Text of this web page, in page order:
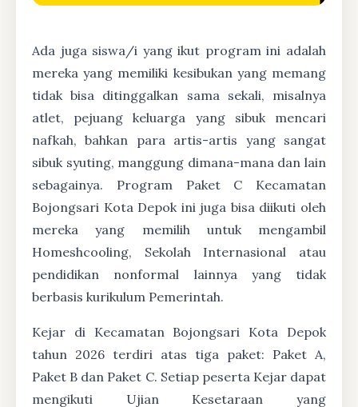
Ada juga siswa/i yang ikut program ini adalah
mereka yang memiliki kesibukan yang memang
tidak bisa ditinggalkan sama sekali, misalnya
atlet, pejuang keluarga yang sibuk mencari
nafkah, bahkan para artis-artis yang sangat
sibuk syuting, manggung dimana-mana dan lain
sebagainya. Program Paket C Kecamatan
Bojongsari Kota Depok ini juga bisa diikuti oleh
mereka yang memilih untuk mengambil
Homeshcooling, Sekolah Internasional atau
pendidikan nonformal lainnya yang tidak
berbasis kurikulum Pemerintah.
Kejar di Kecamatan Bojongsari Kota Depok
tahun 2026 terdiri atas tiga paket: Paket A,
Paket B dan Paket C. Setiap peserta Kejar dapat
mengikuti Ujian Kesetaraan yang